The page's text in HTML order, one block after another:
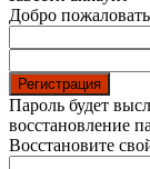
Добро
Пароль будет
восстановление
Восстановите